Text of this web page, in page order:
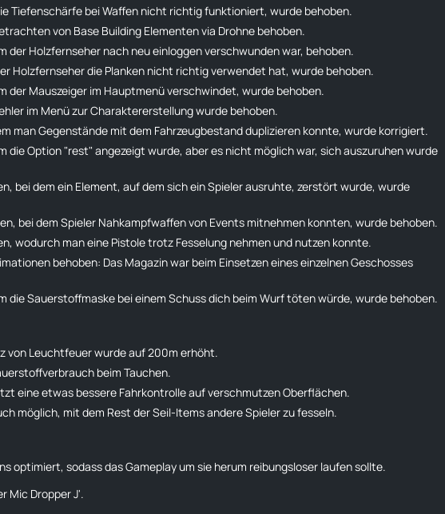
Tiefenschärfe bei Waffen nicht richtig funktioniert, wurde behoben.
von Base Building Elementen via Drohne behoben.
der Holzfernseher nach neu einloggen verschwunden war, behoben.
Holzfernseher die Planken nicht richtig verwendet hat, wurde behoben.
der Mauszeiger im Hauptmenü verschwindet, wurde behoben.
im Menü zurCharaktererstellungwurde behoben.
man Gegenstände mit dem Fahrzeugbestand duplizieren konnte, wurde korrigiert.
die Option "rest" angezeigt wurde, aber es nicht möglich war, sich auszuruhen wurde
bei dem ein Element, auf dem sich ein Spieler ausruhte, zerstört wurde, wurde
bei dem Spieler Nahkampfwaffen von Events mitnehmen konnten, wurde behoben.
wodurch man eine Pistole trotz Fesselung nehmen und nutzen konnte.
behoben: Das Magazin war beim Einsetzen eines einzelnen Geschosses
die Sauerstoffmaske bei einem Schuss dich beim Wurf töten würde, wurde behoben.
von Leuchtfeuer wurde auf 200m erhöht.
beim Tauchen.
eine etwas bessere Fahrkontrolle auf verschmutzen Oberflächen.
möglich, mit dem Rest der Seil-Items andere Spieler zu fesseln.
optimiert, sodass das Gameplay um sie herum reibungsloser laufensollte.
Mic Dropper J'.